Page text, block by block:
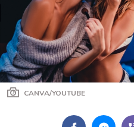
CANVA/YOUTUBE